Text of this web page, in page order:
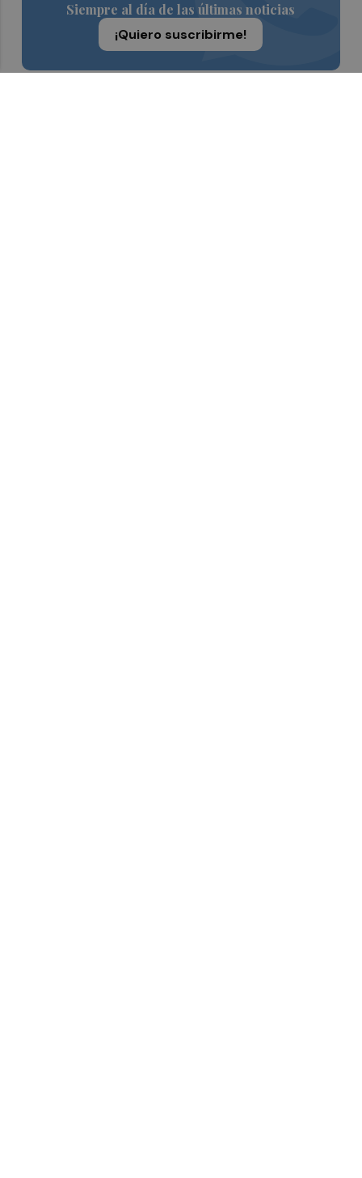
Siempre al día de las últimas noticias
¡Quiero suscribirme!